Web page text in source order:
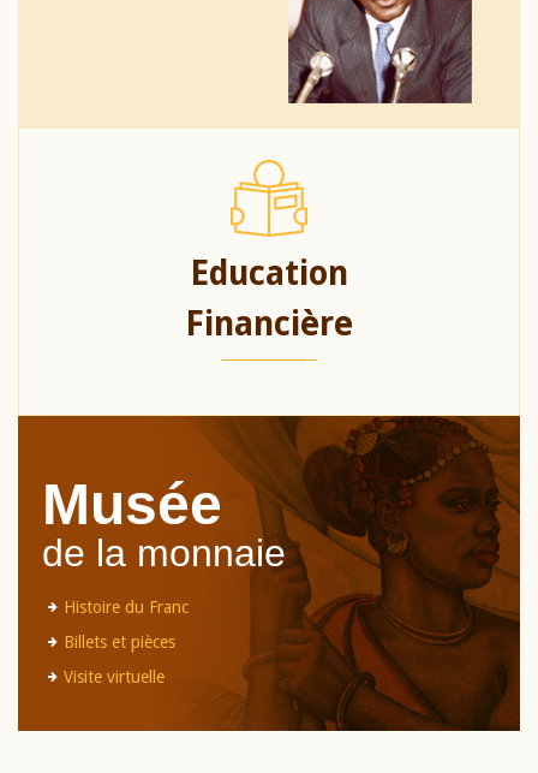
Education
Financière
Musée
de la monnaie
Histoire du Franc
Billets et pièces
Visite virtuelle